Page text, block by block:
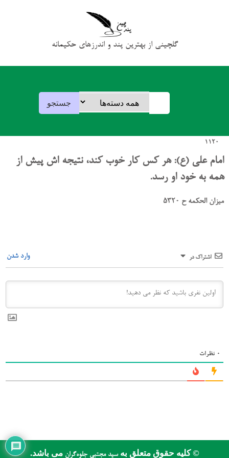
گلچینی از بهترین پند و اندرزهای حکیمانه
1120
امام علی (ع): هر کس کار خوب کند، نتیجه اش پیش از
همه به خود او رسد.
میزان الحکمه ح 5320
اشتراک در وارد شدن
0 نظرات
© کلیه حقوق متعلق بهسید مجتبی جلوه‌گرانمی باشد.